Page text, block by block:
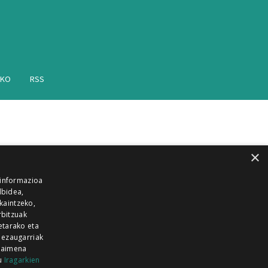
RSS
×
eta
Iragarkien